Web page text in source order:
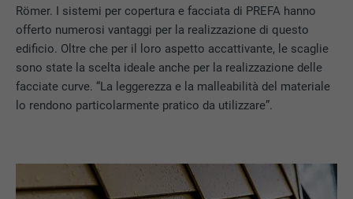
Römer. I sistemi per copertura e facciata di PREFA hanno
offerto numerosi vantaggi per la realizzazione di questo
edificio. Oltre che per il loro aspetto accattivante, le scaglie
sono state la scelta ideale anche per la realizzazione delle
facciate curve. “La leggerezza e la malleabilità del materiale
lo rendono particolarmente pratico da utilizzare”.